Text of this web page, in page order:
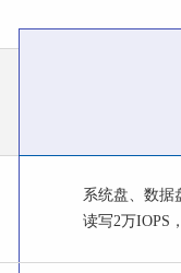
系统盘、数据
读写2万IOPS